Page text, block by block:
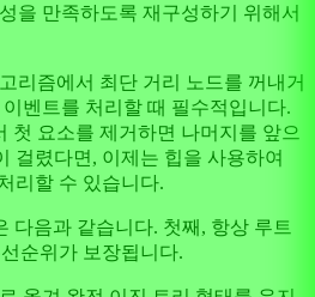
을 만족하도록 재구성하기 위해서
리즘에서 최단 거리 노드를 꺼내거
벤트를 처리할 때 필수적입니다.
첫 요소를 제거하면 나머지를 앞으
걸렸다면, 이제는 힙을 사용하여
리할 수 있습니다.
다음과 같습니다. 첫째, 항상 루트
순위가 보장됩니다.